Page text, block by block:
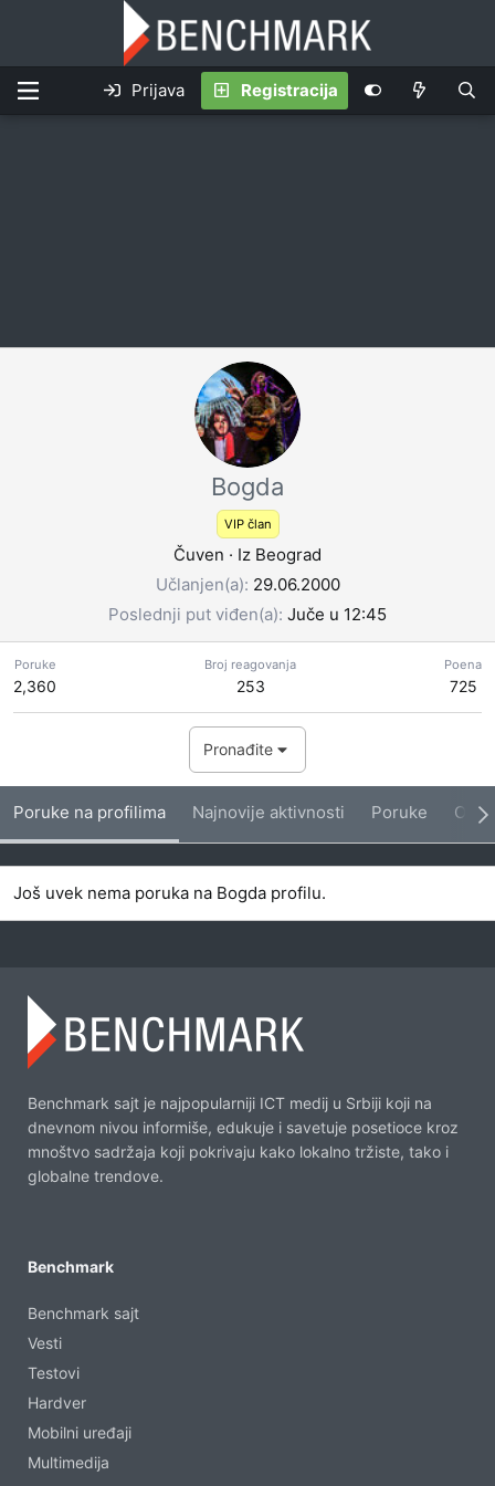
Prijava Registracija
Bogda
VIP član
Čuven · Iz Beograd
Učlanjen(a) 29.06.2000
Poslednji put viđen(a) Juče u 12:45
Poruke
2,360
Broj reagovanja
253
Poena
725
Pronađite
Poruke na profilima Najnovije aktivnosti Poruke O
Još uvek nema poruka na Bogda profilu.
Benchmark sajt je najpopularniji ICT medij u Srbiji koji na
dnevnom nivou informiše, edukuje i savetuje posetioce kroz
mnoštvo sadržaja koji pokrivaju kako lokalno tržiste, tako i
globalne trendove.
Benchmark
Benchmark sajt
Vesti
Testovi
Hardver
Mobilni uređaji
Multimedija